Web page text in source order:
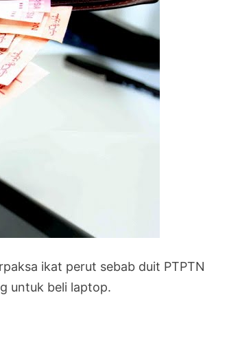
ikat perut sebab duit PTPTN
untuk beli laptop.